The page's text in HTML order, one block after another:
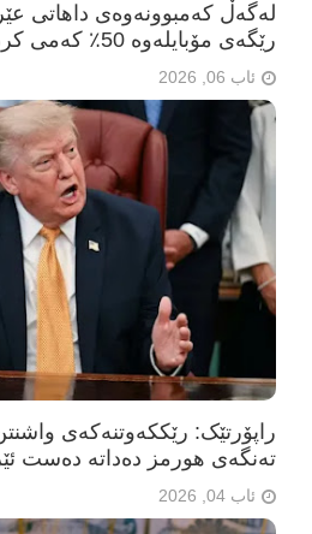
لەگەڵ کەمبوونەوەی داهاتی
رێگەی مۆبایلەوە 50٪ کەمی کردووە
ئاب 06, 2026
راپۆرتێک: رێککەوتنەکەی
تەنگەی هورمز دەداتە دەست
ئاب 04, 2026